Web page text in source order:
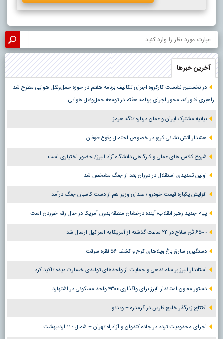
آخرین خبرها
در نخستین نشست کارگروه اجرای تکالیف برنامه هفتم در حوزه حمل‌ونقل هوایی مطرح شد:
راهبری فناورانه، محور اجرای برنامه هفتم در توسعه حمل‌ونقل هوایی
بیانیه مشترک ایران و عمان درباره تنگه هرمز
هشدار آتش نشانی کرج در خصوص احتمال وقوع طوفان
شروع کلاس های عملی و کارگاهی دانشگاه آزاد البرز/ حضور اختیاری است
اولین تمدیدی استقلال در دوران بعد از جنگ مشخص شد
افزایش یکباره قیمت خودرو ؛ صدای وزیر هم از دست کاسبان جنگ درآمد
پیام جدید رهبر انقلاب؛ آینده درخشان منطقه بدون آمریکا در حال رقم خوردن است
۶۵۰۰ تُن سلاح در ۲۴ ساعت گذشته از آمریکا به اسرائیل ارسال شد
دستگیری سارق باغ ویلاهای کرج و کشف ۵۶ فقره سرقت
استاندار البرز بر ساماندهی و حمایت از واحدهای تولیدی خسارت دیده تاکید کرد
دستور معاون استاندار البرز برای واگذاری ۴۳۰۰ واحد مسکونی در اشتهارد
افتتاح زیرگذر خلیج فارس در گرمدره + ویدئو
اجرای محدودیت تردد در جاده کندوان و آزادراه تهران – شمال ؛ ١١ اردیبهشت